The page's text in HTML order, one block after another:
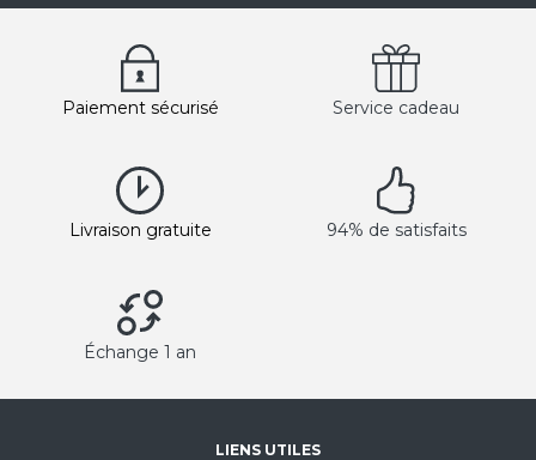
Paiement sécurisé Service cadeau
Livraison gratuite 94% de satisfaits
Échange 1 an
LIENS UTILES